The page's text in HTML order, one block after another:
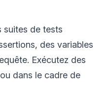
suites de tests
des variables
Exécutez des
dans le cadre de